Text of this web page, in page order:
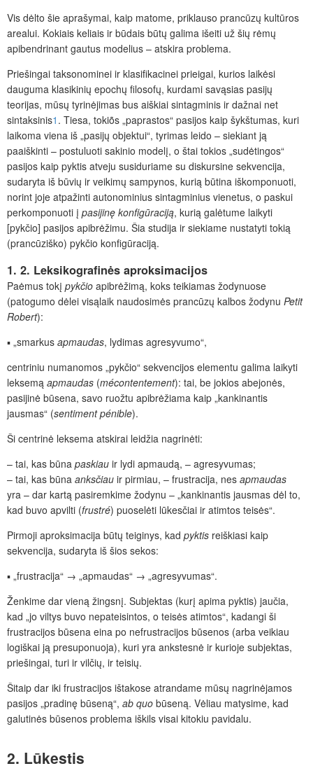
Vis dėlto šie aprašymai, kaip matome, priklauso prancūzų kultūros
arealui. Kokiais keliais ir būdais būtų galima išeiti už šių rėmų
apibendrinant gautus modelius – atskira problema.
Priešingai taksonominei ir klasifikacinei prieigai, kurios laikėsi
dauguma klasikinių epochų filosofų, kurdami savąsias pasijų
teorijas, mūsų tyrinėjimas bus aiškiai sintagminis ir dažnai net
sintaksinis1 . Tiesa, tokiõs „paprastos“ pasijos kaip šykštumas, kuri
laikoma viena iš „pasijų objektui“, tyrimas leido – siekiant ją
paaiškinti – postuluoti sakinio modelį, o štai tokios „sudėtingos“
pasijos kaip pyktis atveju susiduriame su diskursine sekvencija,
sudaryta iš būvių ir veikimų sampynos, kurią būtina iškomponuoti,
norint joje atpažinti autonominius sintagminius vienetus, o paskui
perkomponuoti į pasijinę konfigūraciją, kurią galėtume laikyti
[pykčio] pasijos apibrėžimu. Šia studija ir siekiame nustatyti tokią
(prancūziško) pykčio konfigūraciją.
1. 2. Leksikografinės aproksimacijos
Paėmus tokį pykčio apibrėžimą, koks teikiamas žodynuose
(patogumo dėlei visąlaik naudosimės prancūzų kalbos žodynu Petit
Robert):
▪ „smarkus apmaudas, lydimas agresyvumo“,
centriniu numanomos „pykčio“ sekvencijos elementu galima laikyti
leksemą apmaudas (mécontentement): tai, be jokios abejonės,
pasijinė būsena, savo ruožtu apibrėžiama kaip „kankinantis
jausmas“ (sentiment pénible).
Ši centrinė leksema atskirai leidžia nagrinėti:
– tai, kas būna paskiau ir lydi apmaudą, – agresyvumas;
– tai, kas būna anksčiau ir pirmiau, – frustracija, nes apmaudas
yra – dar kartą pasiremkime žodynu – „kankinantis jausmas dėl to,
kad buvo apvilti (frustré) puoselėti lūkesčiai ir atimtos teisės“.
Pirmoji aproksimacija būtų teiginys, kad pyktis reiškiasi kaip
sekvencija, sudaryta iš šios sekos:
▪ „frustracija“ → „apmaudas“ → „agresyvumas“.
Ženkime dar vieną žingsnį. Subjektas (kurį apima pyktis) jaučia,
kad „jo viltys buvo nepateisintos, o teisės atimtos“, kadangi ši
frustracijos būsena eina po nefrustracijos būsenos (arba veikiau
logiškai ją presuponuoja), kuri yra ankstesnė ir kurioje subjektas,
priešingai, turi ir vilčių, ir teisių.
Šitaip dar iki frustracijos ištakose atrandame mūsų nagrinėjamos
pasijos „pradinę būseną“, ab quo būseną. Vėliau matysime, kad
galutinės būsenos problema iškils visai kitokiu pavidalu.
2. Lūkestis